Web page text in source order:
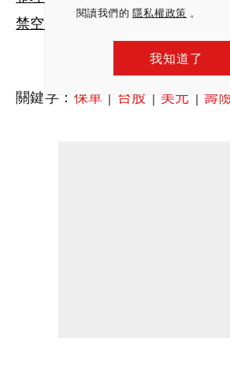
閱讀我們的隱私權政策 。
我知道了
禁空？盤點歷史上5次限空令
關鍵字： 保單 ｜ 台股 ｜ 美元 ｜壽